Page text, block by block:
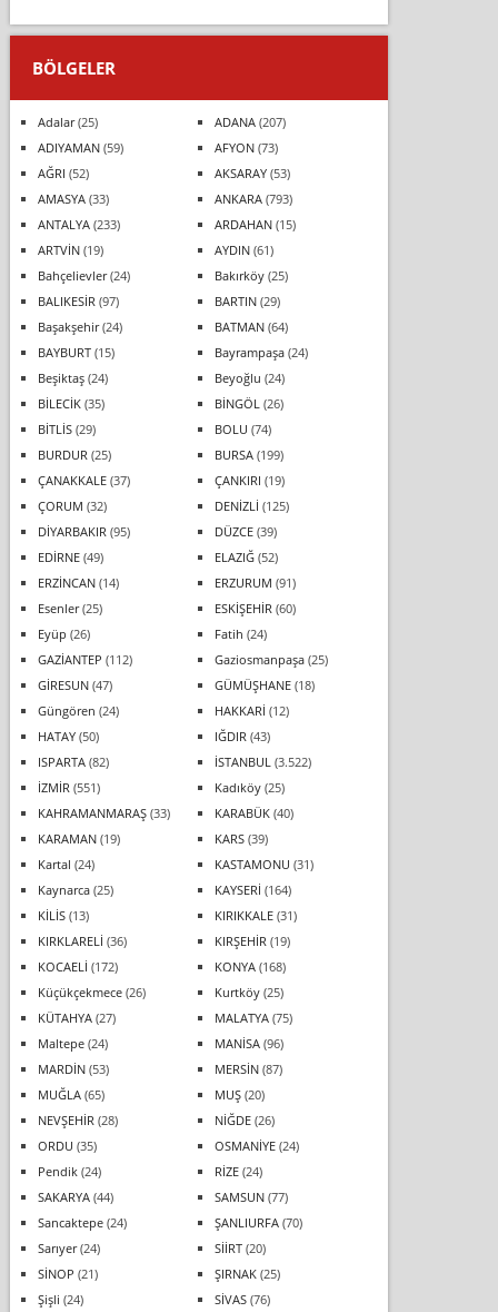
BÖLGELER
Adalar(25) ADANA(207)
ADIYAMAN(59) AFYON(73)
AĞRI (52) AKSARAY(53)
AMASYA(33) ANKARA(793)
ANTALYA(233) ARDAHAN(15)
ARTVİN(19) AYDIN(61)
Bahçelievler(24) Bakırköy(25)
BALIKESİR (97) BARTIN(29)
Başakşehir(24) BATMAN(64)
BAYBURT(15) Bayrampaşa(24)
Beşiktaş(24) Beyoğlu (24)
BİLECİK(35) BİNGÖL (26)
BİTLİS(29) BOLU (74)
BURDUR (25) BURSA(199)
ÇANAKKALE(37) ÇANKIRI (19)
ÇORUM (32) DENİZLİ (125)
DİYARBAKIR (95) DÜZCE(39)
EDİRNE(49) ELAZIĞ(52)
ERZİNCAN(14) ERZURUM (91)
Esenler(25) ESKİŞEHİR (60)
Eyüp (26) Fatih (24)
GAZİANTEP (112) Gaziosmanpaşa(25)
GİRESUN(47) GÜMÜŞHANE(18)
Güngören (24) HAKKARİ (12)
HATAY(50) IĞDIR (43)
ISPARTA(82) İSTANBUL (3.522)
İZMİR (551) Kadıköy(25)
KAHRAMANMARAŞ(33) KARABÜK(40)
KARAMAN(19) KARS(39)
Kartal (24) KASTAMONU (31)
Kaynarca(25) KAYSERİ (164)
KİLİS(13) KIRIKKALE(31)
KIRKLARELİ (36) KIRŞEHİR (19)
KOCAELİ (172) KONYA(168)
Küçükçekmece(26) Kurtköy(25)
KÜTAHYA(27) MALATYA(75)
Maltepe(24) MANİSA(96)
MARDİN(53) MERSİN(87)
MUĞLA(65) MUŞ(20)
NEVŞEHİR (28) NİĞDE(26)
ORDU (35) OSMANİYE(24)
Pendik(24) RİZE(24)
SAKARYA(44) SAMSUN(77)
Sancaktepe(24) ŞANLIURFA(70)
Sarıyer(24) SİİRT(20)
SİNOP (21) ŞIRNAK(25)
Şişli (24) SİVAS(76)